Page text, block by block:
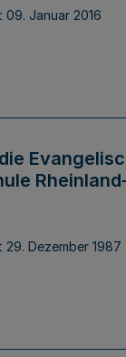
09. Januar 2016
29. Dezember 1987